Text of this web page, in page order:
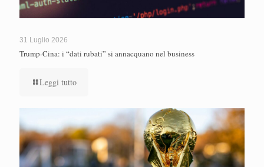
31 Luglio 2026
Trump-Cina: i “dati rubati” si annacquano nel business
Leggi tutto